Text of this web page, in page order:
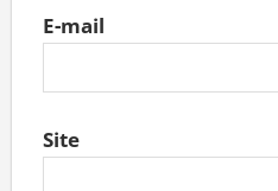
E-mail
Site